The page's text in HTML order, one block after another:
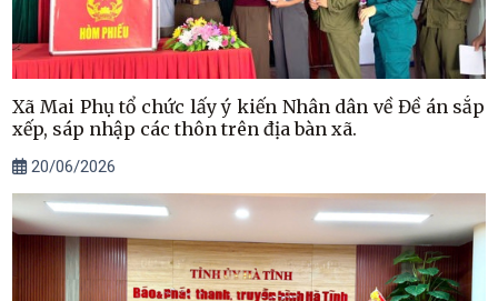
Xã Mai Phụ tổ chức lấy ý kiến Nhân dân về Đề án sắp
xếp, sáp nhập các thôn trên địa bàn xã.
20/06/2026